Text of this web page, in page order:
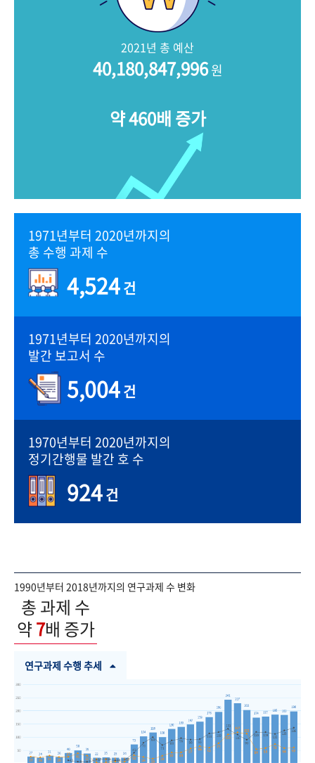
2021년 총 예산
40,180,847,996원
약 460배 증가
1971년부터 2020년까지의
총 수행 과제 수
4,524건
1971년부터 2020년까지의
발간 보고서 수
5,004건
1970년부터 2020년까지의
정기간행물 발간 호 수
924건
1990년부터 2018년까지의 연구과제 수 변화
총 과제 수
약7배 증가
연구과제 수행 추세